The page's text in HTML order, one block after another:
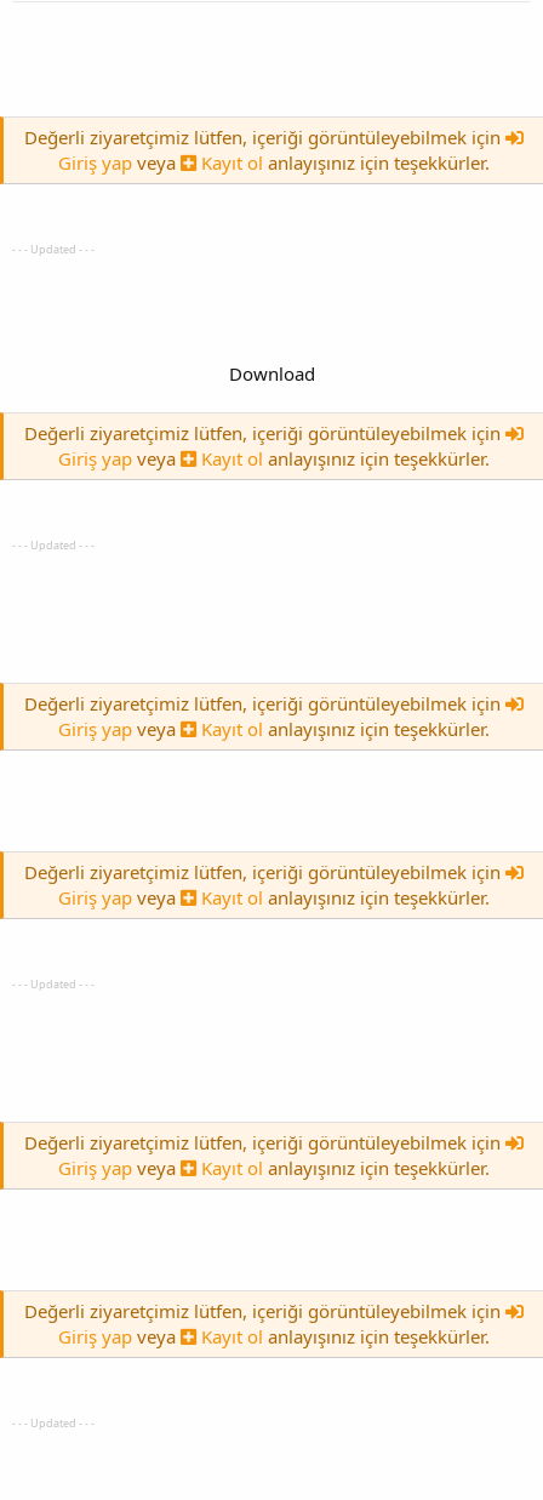
Değerli ziyaretçimiz lütfen, içeriği görüntüleyebilmek için
Giriş yap veya Kayıt ol anlayışınız için teşekkürler.
- - - Updated - - -
Download
Değerli ziyaretçimiz lütfen, içeriği görüntüleyebilmek için
Giriş yap veya Kayıt ol anlayışınız için teşekkürler.
- - - Updated - - -
Değerli ziyaretçimiz lütfen, içeriği görüntüleyebilmek için
Giriş yap veya Kayıt ol anlayışınız için teşekkürler.
Değerli ziyaretçimiz lütfen, içeriği görüntüleyebilmek için
Giriş yap veya Kayıt ol anlayışınız için teşekkürler.
- - - Updated - - -
Değerli ziyaretçimiz lütfen, içeriği görüntüleyebilmek için
Giriş yap veya Kayıt ol anlayışınız için teşekkürler.
Değerli ziyaretçimiz lütfen, içeriği görüntüleyebilmek için
Giriş yap veya Kayıt ol anlayışınız için teşekkürler.
- - - Updated - - -